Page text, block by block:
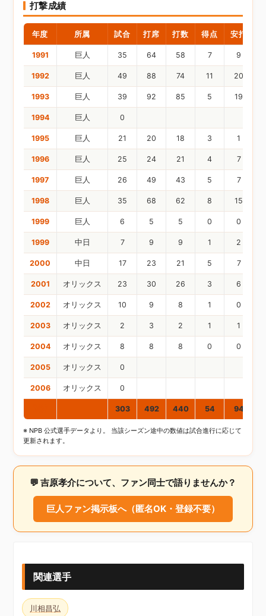
打撃成績
年度 所属 試合 打席 打数 得点 安打
1991 巨人 35 64 58 7 9
1992 巨人 49 88 74 11 20
1993 巨人 39 92 85 5 19
1994 巨人 0
1995 巨人 21 20 18 3 1
1996 巨人 25 24 21 4 7
1997 巨人 26 49 43 5 7
1998 巨人 35 68 62 8 15
1999 巨人 6 5 5 0 0
1999 中日 7 9 9 1 2
2000 中日 17 23 21 5 7
2001 オリックス 23 30 26 3 6
2002 オリックス 10 9 8 1 0
2003 オリックス 2 3 2 1 1
2004 オリックス 8 8 8 0 0
2005 オリックス 0
2006 オリックス 0
303 492 440 54 94
※ NPB 公式選手データより。 当該シーズン途中の数値は試合進行に応じて
更新されます。
💬 吉原孝介について、ファン同士で語りませんか？
巨人ファン掲示板へ（匿名OK・登録不要）
関連選手
川相昌弘